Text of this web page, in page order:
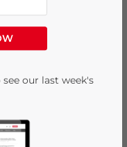
see our last week's